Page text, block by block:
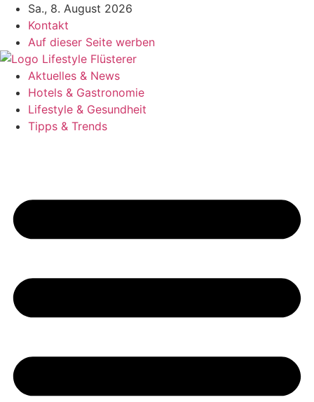
Zum
Inhalt
springen
Sa., 8. August 2026
Kontakt
Auf dieser Seite werben
Aktuelles & News
Hotels & Gastronomie
Lifestyle & Gesundheit
Tipps & Trends